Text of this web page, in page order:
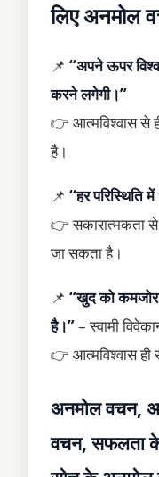
लिए अनमोल
📌 “अपने ऊपर
करने लगेगी।”
👉 आत्मविश्वास से
है।
📌 “हर परिस्थिति
👉 सकारात्मकता से
जा सकता है।
📌 “खुद को कमजोर
है।”– स्वामी
👉 आत्मविश्वास
अनमोल वचन,
वचन, सफलता